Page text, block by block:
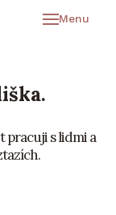
Menu
pracuji s lidmi a